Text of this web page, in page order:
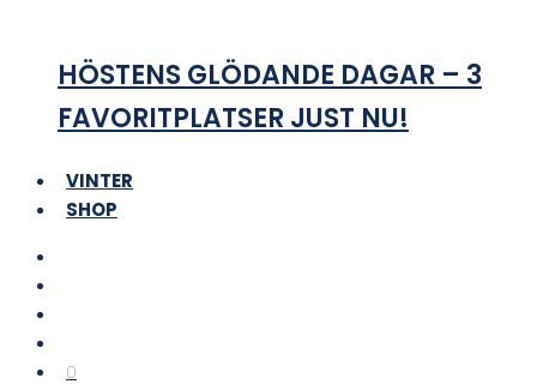
HÖSTENS GLÖDANDE DAGAR – 3
FAVORITPLATSER JUST NU!
VINTER
SHOP
0